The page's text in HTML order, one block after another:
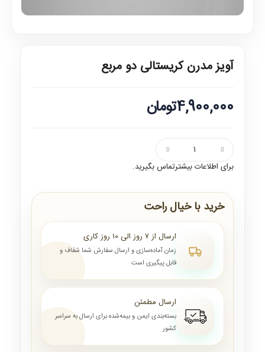
آویز مدرن کریستالی دو مربع
4,900,000تومان
برای اطلاعات بیشترتماس بگیرید.
خرید با خیال راحت
ارسال از ۷ روز الی ۱۰ روز کاری
زمان آماده‌سازی و ارسال سفارش شما شفاف و
قابل پیگیری است
ارسال مطمئن
بسته‌بندی ایمن و بیمه‌شده برای ارسال به سراسر
کشور